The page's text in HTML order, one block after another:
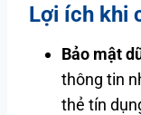
Lợi ích khi
Bảo mật
thông tin
thẻ tín